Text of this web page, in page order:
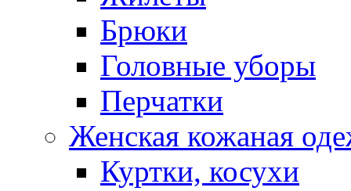
Брюки
Головные уборы
Перчатки
Женская кожаная
Куртки, косухи